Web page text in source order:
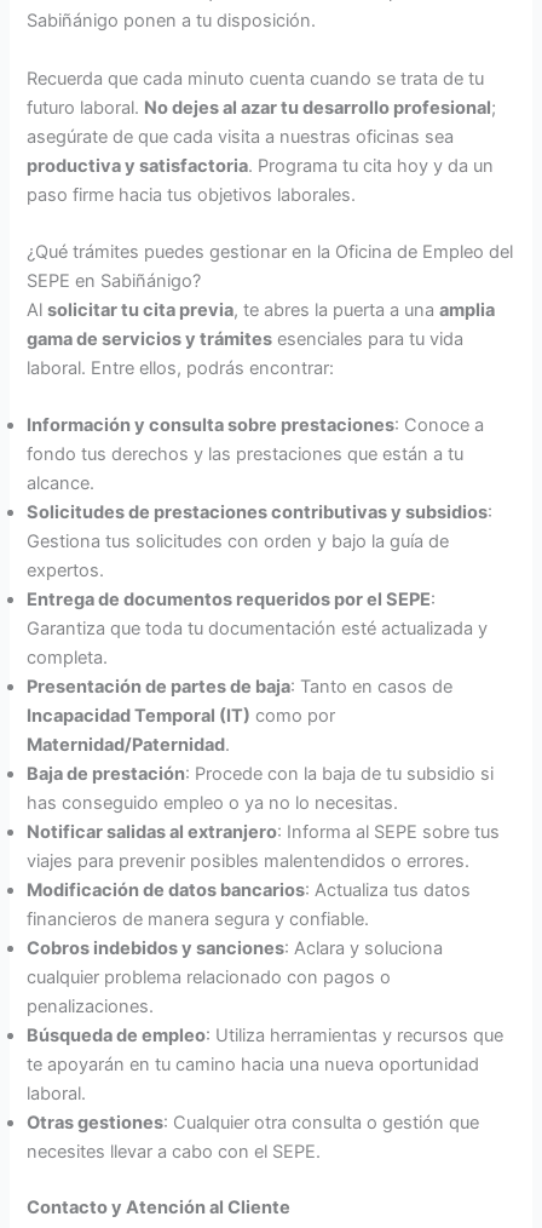
Sabiñánigo ponen a tu disposición.
Recuerda que cada minuto cuenta cuando se trata de tu
futuro laboral. No dejes al azar tu desarrollo profesional;
asegúrate de que cada visita a nuestras oficinas sea
productiva y satisfactoria. Programa tu cita hoy y da un
paso firme hacia tus objetivos laborales.
¿Qué trámites puedes gestionar en la Oficina de Empleo del
SEPE en Sabiñánigo?
Alsolicitar tu cita previa, te abres la puerta a unaamplia
gama de servicios y trámites esenciales para tu vida
laboral. Entre ellos, podrás encontrar:
Información y consulta sobre prestaciones: Conoce a
fondo tus derechos y las prestaciones que están a tu
alcance.
Solicitudes de prestaciones contributivas y subsidios:
Gestiona tus solicitudes con orden y bajo la guía de
expertos.
Entrega de documentos requeridos por el SEPE:
Garantiza que toda tu documentación esté actualizada y
completa.
Presentación de partes de baja: Tanto en casos de
Incapacidad Temporal (IT) como por
Maternidad/Paternidad.
Baja de prestación: Procede con la baja de tu subsidio si
has conseguido empleo o ya no lo necesitas.
Notificar salidas al extranjero: Informa al SEPE sobre tus
viajes para prevenir posibles malentendidos o errores.
Modificación de datos bancarios: Actualiza tus datos
financieros de manera segura y confiable.
Cobros indebidos y sanciones: Aclara y soluciona
cualquier problema relacionado con pagos o
penalizaciones.
Búsqueda de empleo: Utiliza herramientas y recursos que
te apoyarán en tu camino hacia una nueva oportunidad
laboral.
Otras gestiones: Cualquier otra consulta o gestión que
necesites llevar a cabo con el SEPE.
Contacto y Atención al Cliente